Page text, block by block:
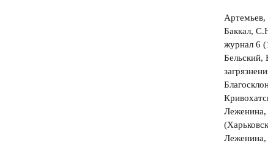
Артемьев,
Баккал,
журнал 6
Бельский,
Леженина,